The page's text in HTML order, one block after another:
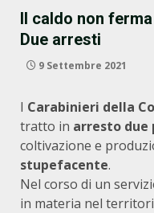
Il caldo non
Due arresti
9 Settembre 2021
I Carabinieri della
tratto in arresto
coltivazione e
stupefacente.
Nel corso di un
in materia nel